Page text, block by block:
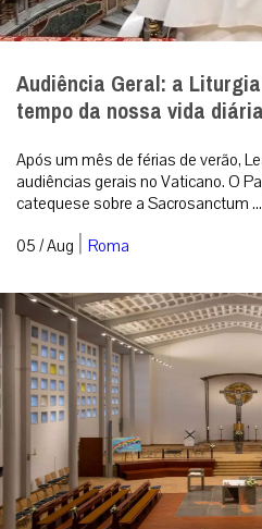
Audiência Geral: a
tempo da nossa vida diária
Após um mês de férias de verão,
audiências gerais no Vaticano. O
catequese sobre a Sacrosanctum ...
05 / Aug | Roma